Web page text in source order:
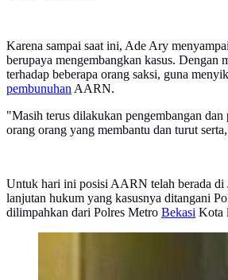
Karena sampai saat ini, Ade Ary
berupaya mengembangkan kasus. Dengan
terhadap beberapa orang saksi, guna
pembunuhanAARN.
"Masih terus dilakukan pengembangan dan
orang orang yang membantu dan turut
Untuk hari ini posisi AARN telah berada di
lanjutan hukum yang kasusnya ditangani
dilimpahkan dari Polres Metro Bekasi Kota